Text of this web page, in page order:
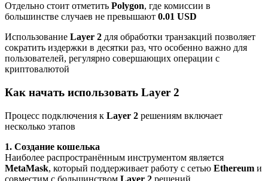
Отдельно стоит отметить Polygon, где комиссии в
большинстве случаев не превышают 0.01 USD
Использование Layer 2 для обработки транзакций позволяет
сократить издержки в десятки раз, что особенно важно для
пользователей, регулярно совершающих операции с
криптовалютой
Как начать использовать Layer 2
Процесс подключения к Layer 2 решениям включает
несколько этапов
1. Создание кошелька
Наиболее распространённым инструментом является
MetaMask, который поддерживает работу с сетью Ethereum и
совместим с большинством Layer 2 решений